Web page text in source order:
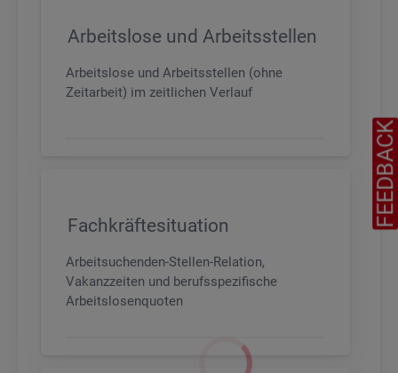
Arbeitslose und Arbeitsstellen
Arbeitslose und Arbeitsstellen (ohne
Zeitarbeit) im zeitlichen Verlauf
Fachkräftesituation
Arbeitsuchenden-Stellen-Relation,
Vakanzzeiten und berufsspezifische
Arbeitslosenquoten
FEEDBACK